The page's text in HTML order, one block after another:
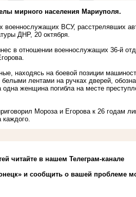
мирного населения Мариуполя.
военнослужащих ВСУ, расстрелявших
ДНР, 20 октября.
в отношении военнослужащих 36-й
находясь на боевой позиции
лентами на ручках дверей,
одна женщина погибла на месте
Мороза и Егорова к 26 годам
каждого.
читайте в нашем Телеграм-канале
и сообщить о вашей проблеме